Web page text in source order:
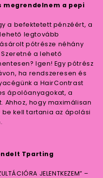
megrendelnem a pepi
a befektetett pénzéért, a
legtovább
pótrésze néhány
a lehető
Igen! Egy pótrész
ha rendszeresen és
a HairContrast
ápolóanyagokat, a
hogy maximálisan
kell tartania az ápolási
Tparting
JELENTKEZEM” –